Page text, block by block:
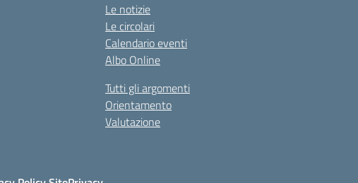
Le notizie
Le circolari
Calendario eventi
Albo Online
Tutti gli argomenti
Orientamento
Valutazione